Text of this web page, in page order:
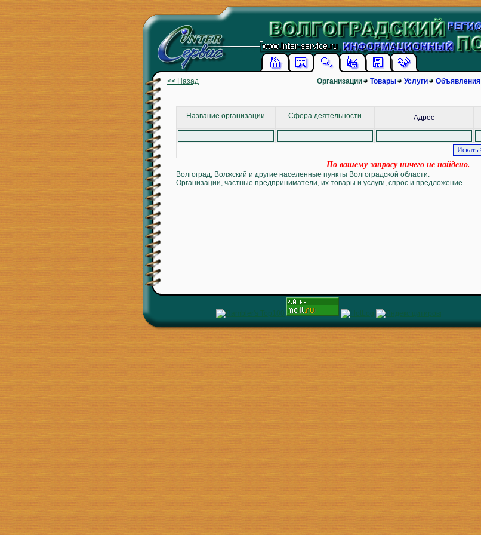
<< Назад Организации Товары Услуги Объявления
Название организации Сфера деятельности Адрес
По вашему запросу ничего не найдено.
Волгоград, Волжский и другие населенные пункты Волгоградской области.
Организации, частные предприниматели, их товары и услуги, спрос и предложение.